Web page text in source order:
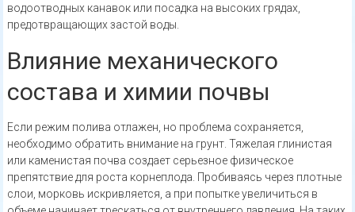
водоотводных канавок или посадка на высоких грядах,
предотвращающих застой воды.
Влияние механического
состава и химии почвы
Если режим полива отлажен, но проблема сохраняется,
необходимо обратить внимание на грунт. Тяжелая глинистая
или каменистая почва создает серьезное физическое
препятствие для роста корнеплода. Пробиваясь через плотные
слои, морковь искривляется, а при попытке увеличиться в